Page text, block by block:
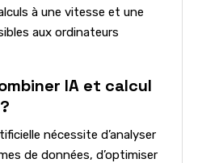
à une vitesse et une
aux ordinateurs
IA et calcul
nécessite d’analyser
de données, d’optimiser